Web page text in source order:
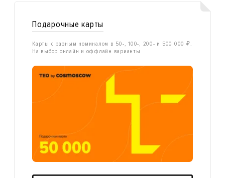
Подарочные карты
Карты с разным номиналом в 50-, 100-, 200- и 500 000 ₽.
На выбор онлайн и оффлайн варианты